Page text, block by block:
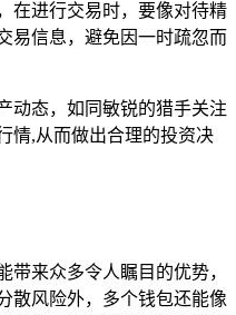
在进行交易时，要像对待精
易信息，避免因一时疏忽而
动态，如同敏锐的猎手关注
情,从而做出合理的投资决
带来众多令人瞩目的优势，
散风险外，多个钱包还能像